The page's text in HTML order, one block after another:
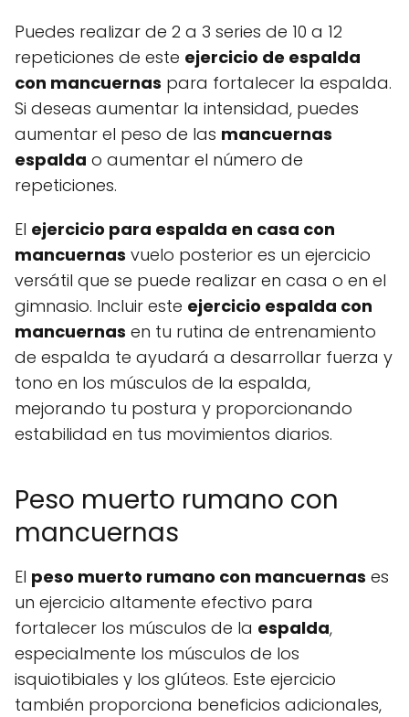
Puedes realizar de 2 a 3 series de 10 a 12
repeticiones de este ejercicio de espalda
con mancuernas para fortalecer la espalda.
Si deseas aumentar la intensidad, puedes
aumentar el peso de las mancuernas
espalda o aumentar el número de
repeticiones.
El ejercicio para espalda en casa con
mancuernas vuelo posterior es un ejercicio
versátil que se puede realizar en casa o en el
gimnasio. Incluir este ejercicio espalda con
mancuernas en tu rutina de entrenamiento
de espalda te ayudará a desarrollar fuerza y
​​tono en los músculos de la espalda,
mejorando tu postura y proporcionando
estabilidad en tus movimientos diarios.
Peso muerto rumano con
mancuernas
El peso muerto rumano con mancuernas es
un ejercicio altamente efectivo para
fortalecer los músculos de la espalda,
especialmente los músculos de los
isquiotibiales y los glúteos. Este ejercicio
también proporciona beneficios adicionales,